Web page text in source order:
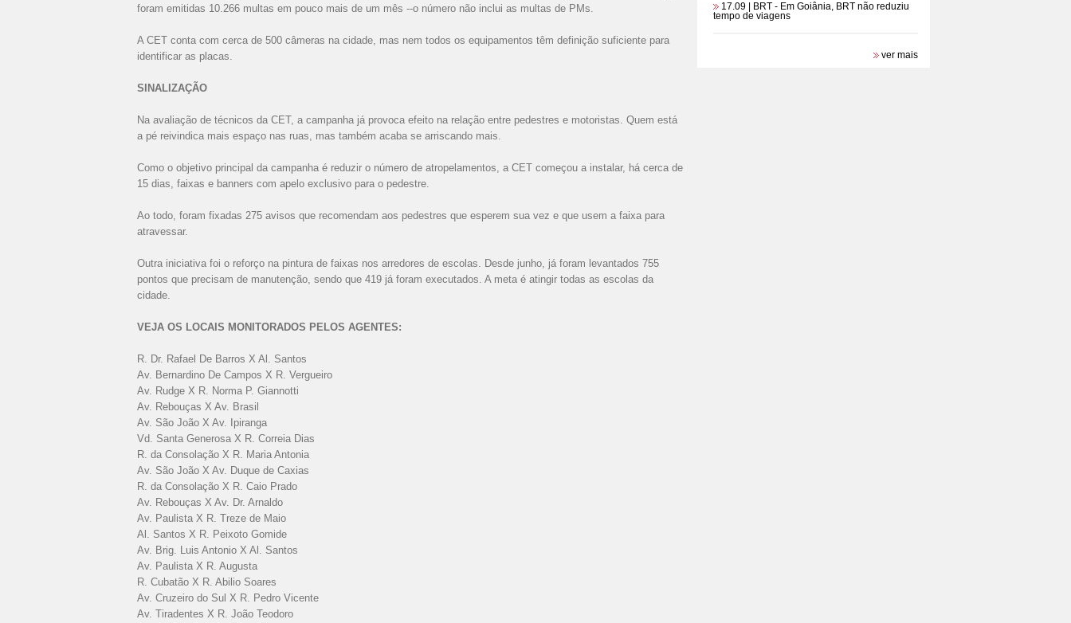
foram emitidas 10.266 multas em pouco mais de um mês --o número não inclui as multas de PMs.
A CET conta com cerca de 500 câmeras na cidade, mas nem todos os equipamentos têm definição suficiente para
identificar as placas.
SINALIZAÇÃO
Na avaliação de técnicos da CET, a campanha já provoca efeito na relação entre pedestres e motoristas. Quem está
a pé reivindica mais espaço nas ruas, mas também acaba se arriscando mais.
Como o objetivo principal da campanha é reduzir o número de atropelamentos, a CET começou a instalar, há cerca de
15 dias, faixas e banners com apelo exclusivo para o pedestre.
Ao todo, foram fixadas 275 avisos que recomendam aos pedestres que esperem sua vez e que usem a faixa para
atravessar.
Outra iniciativa foi o reforço na pintura de faixas nos arredores de escolas. Desde junho, já foram levantados 755
pontos que precisam de manutenção, sendo que 419 já foram executados. A meta é atingir todas as escolas da
cidade.
VEJA OS LOCAIS MONITORADOS PELOS AGENTES:
R. Dr. Rafael De Barros X Al. Santos
Av. Bernardino De Campos X R. Vergueiro
Av. Rudge X R. Norma P. Giannotti
Av. Rebouças X Av. Brasil
Av. São João X Av. Ipiranga
Vd. Santa Generosa X R. Correia Dias
R. da Consolação X R. Maria Antonia
Av. São João X Av. Duque de Caxias
R. da Consolação X R. Caio Prado
Av. Rebouças X Av. Dr. Arnaldo
Av. Paulista X R. Treze de Maio
Al. Santos X R. Peixoto Gomide
Av. Brig. Luis Antonio X Al. Santos
Av. Paulista X R. Augusta
R. Cubatão X R. Abilio Soares
Av. Cruzeiro do Sul X R. Pedro Vicente
Av. Tiradentes X R. João Teodoro
17.09 | BRT - Em Goiânia, BRT não reduziu
tempo de viagens
ver mais